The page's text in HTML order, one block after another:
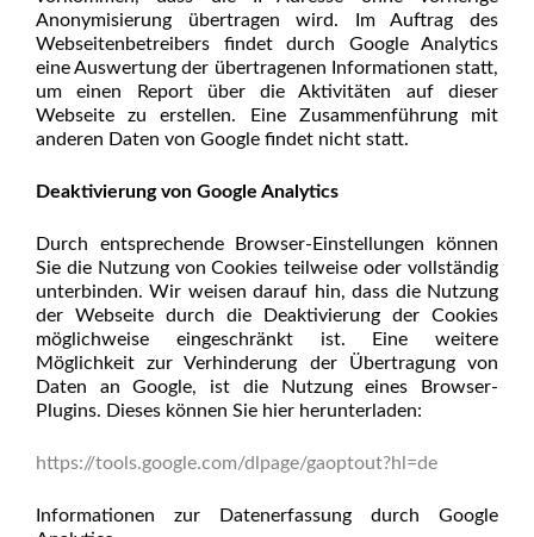
Anonymisierung übertragen wird. Im Auftrag des
Webseitenbetreibers findet durch Google Analytics
eine Auswertung der übertragenen Informationen statt,
um einen Report über die Aktivitäten auf dieser
Webseite zu erstellen. Eine Zusammenführung mit
anderen Daten von Google findet nicht statt.
Deaktivierung von Google Analytics
Durch entsprechende Browser-Einstellungen können
Sie die Nutzung von Cookies teilweise oder vollständig
unterbinden. Wir weisen darauf hin, dass die Nutzung
der Webseite durch die Deaktivierung der Cookies
möglichweise eingeschränkt ist. Eine weitere
Möglichkeit zur Verhinderung der Übertragung von
Daten an Google, ist die Nutzung eines Browser-
Plugins. Dieses können Sie hier herunterladen:
https://tools.google.com/dlpage/gaoptout?hl=de
Informationen zur Datenerfassung durch Google